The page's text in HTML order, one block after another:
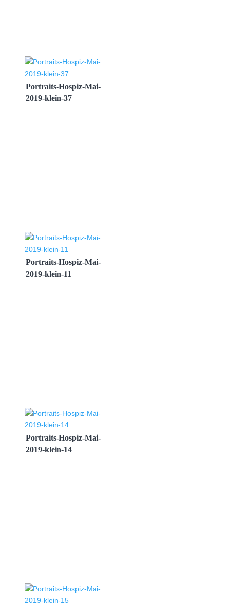
Portraits-Hospiz-Mai-
2019-klein-37
Portraits-Hospiz-Mai-
2019-klein-11
Portraits-Hospiz-Mai-
2019-klein-14